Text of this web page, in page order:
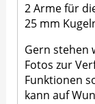
2 Arme für
25 mm
Gern stehen
Fotos zur
Funktionen
kann auf